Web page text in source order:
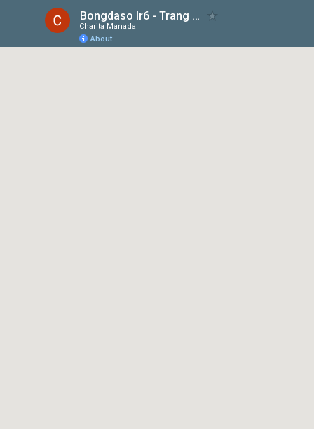
Bongdaso Ir6 - Trang Cập Nhật Dữ Liệu Kết Quả Bóng Đá Số Trực Tiếp
Charita Manadal
About